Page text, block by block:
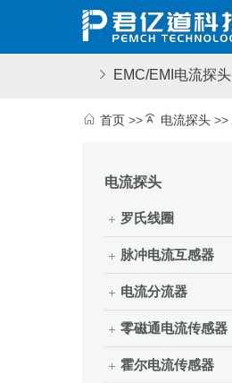
EMC/EMI电流探头
首页 >> 电流探头 >>
电流探头
罗氏线圈
脉冲电流互感器
电流分流器
零磁通电流传感器
霍尔电流传感器